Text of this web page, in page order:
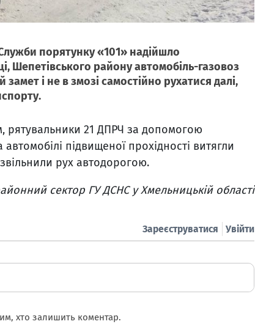
порятунку «101» надійшло
Шепетівського району автомобіль-газовоз
замет і не в змозі самостійно рухатися далі,
рятувальники 21 ДПРЧ за допомогою
підвищеної прохідності витягли
рух автодорогою.
сектор ГУ ДСНС у Хмельницькій області
Увійти
Зареєструватися
хто залишить коментар.